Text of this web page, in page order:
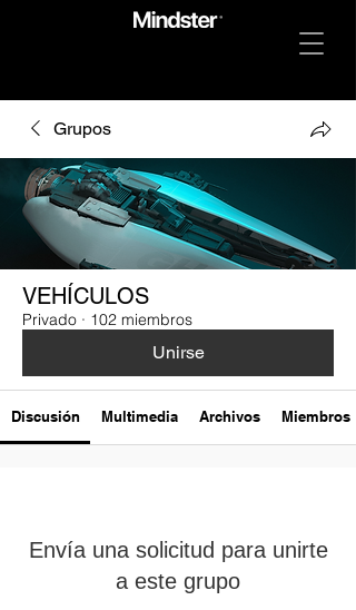
Grupos
VEHÍCULOS
Privado · 102 miembros
Unirse
Discusión Multimedia Archivos Miembros
Envía una solicitud para unirte
a este grupo